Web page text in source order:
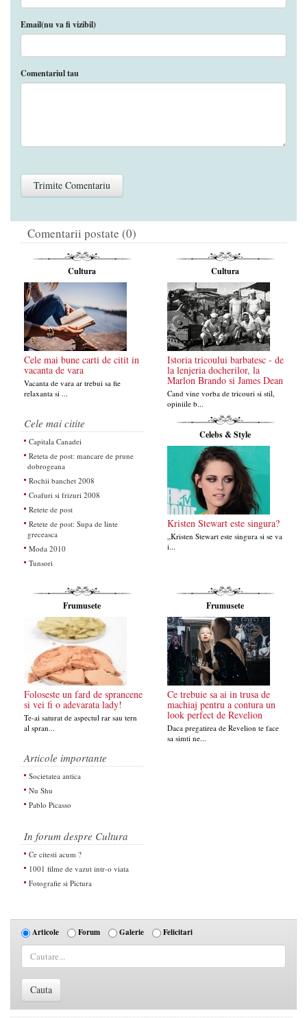
Email(nu va fi vizibil)
Comentariul tau
Comentarii postate (0)
Cultura
Cele mai bune carti de citit in
vacanta de vara
Vacanta de vara ar trebui sa fie
relaxanta si ...
Cultura
Istoria tricoului barbatesc - de
la lenjeria docherilor, la
Marlon Brando si James Dean
Cand vine vorba de tricouri si stil,
opiniile b...
Cele mai citite
Capitala Canadei
Reteta de post: mancare de prune
dobrogeana
Rochii banchet 2008
Coafuri si frizuri 2008
Retete de post
Retete de post: Supa de linte
greceasca
Moda 2010
Tunsori
Celebs & Style
Kristen Stewart este singura?
„Kristen Stewart este singura si se va
i...
Frumusete
Foloseste un fard de sprancene
si vei fi o adevarata lady!
Te-ai saturat de aspectul rar sau tern
al spran...
Frumusete
Ce trebuie sa ai in trusa de
machiaj pentru a contura un
look perfect de Revelion
Daca pregatirea de Revelion te face
sa simti ne...
Articole importante
Societatea antica
Nu Shu
Pablo Picasso
In forum despre Cultura
Ce citesti acum ?
1001 filme de vazut intr-o viata
Fotografie si Pictura
Articole Forum Galerie Felicitari